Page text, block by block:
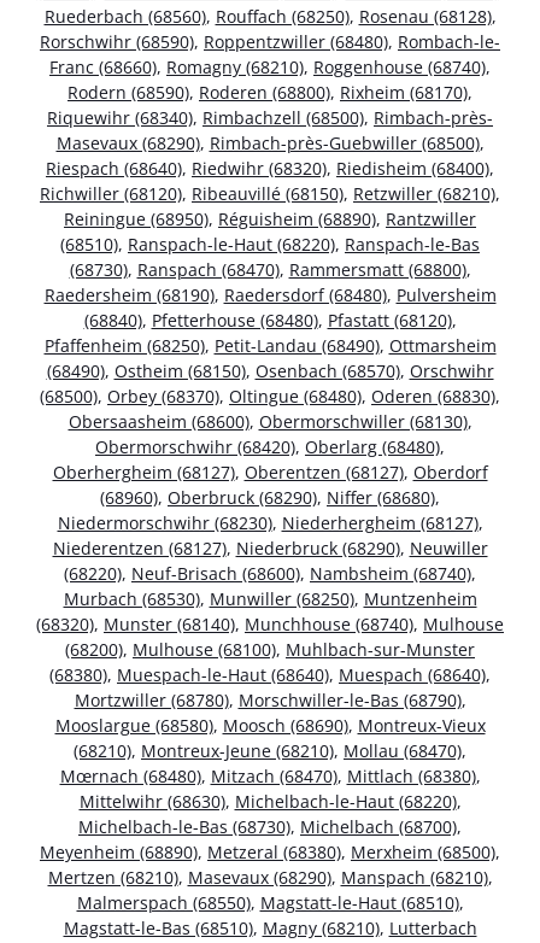
Ruederbach (68560), Rouffach (68250), Rosenau (68128),
Rorschwihr (68590), Roppentzwiller (68480), Rombach-le-
Franc (68660), Romagny (68210), Roggenhouse (68740),
Rodern (68590), Roderen (68800), Rixheim (68170),
Riquewihr (68340), Rimbachzell (68500), Rimbach-près-
Masevaux (68290), Rimbach-près-Guebwiller (68500),
Riespach (68640), Riedwihr (68320), Riedisheim (68400),
Richwiller (68120), Ribeauvillé (68150), Retzwiller (68210),
Reiningue (68950), Réguisheim (68890), Rantzwiller
(68510), Ranspach-le-Haut (68220), Ranspach-le-Bas
(68730), Ranspach (68470), Rammersmatt (68800),
Raedersheim (68190), Raedersdorf (68480), Pulversheim
(68840), Pfetterhouse (68480), Pfastatt (68120),
Pfaffenheim (68250), Petit-Landau (68490), Ottmarsheim
(68490), Ostheim (68150), Osenbach (68570), Orschwihr
(68500), Orbey (68370), Oltingue (68480), Oderen (68830),
Obersaasheim (68600), Obermorschwiller (68130),
Obermorschwihr (68420), Oberlarg (68480),
Oberhergheim (68127), Oberentzen (68127), Oberdorf
(68960), Oberbruck (68290), Niffer (68680),
Niedermorschwihr (68230), Niederhergheim (68127),
Niederentzen (68127), Niederbruck (68290), Neuwiller
(68220), Neuf-Brisach (68600), Nambsheim (68740),
Murbach (68530), Munwiller (68250), Muntzenheim
(68320), Munster (68140), Munchhouse (68740), Mulhouse
(68200), Mulhouse (68100), Muhlbach-sur-Munster
(68380), Muespach-le-Haut (68640), Muespach (68640),
Mortzwiller (68780), Morschwiller-le-Bas (68790),
Mooslargue (68580), Moosch (68690), Montreux-Vieux
(68210), Montreux-Jeune (68210), Mollau (68470),
Mœrnach (68480), Mitzach (68470), Mittlach (68380),
Mittelwihr (68630), Michelbach-le-Haut (68220),
Michelbach-le-Bas (68730), Michelbach (68700),
Meyenheim (68890), Metzeral (68380), Merxheim (68500),
Mertzen (68210), Masevaux (68290), Manspach (68210),
Malmerspach (68550), Magstatt-le-Haut (68510),
Magstatt-le-Bas (68510), Magny (68210), Lutterbach